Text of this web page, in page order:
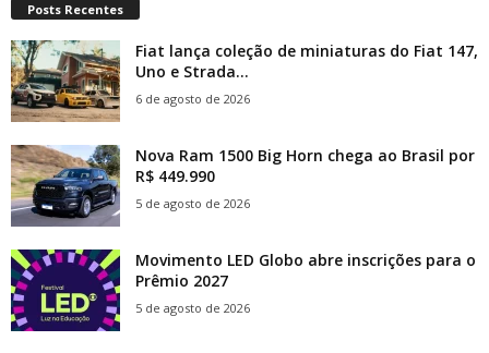
Posts Recentes
Fiat lança coleção de miniaturas do Fiat 147,
Uno e Strada...
6 de agosto de 2026
Nova Ram 1500 Big Horn chega ao Brasil por
R$ 449.990
5 de agosto de 2026
Movimento LED Globo abre inscrições para o
Prêmio 2027
5 de agosto de 2026